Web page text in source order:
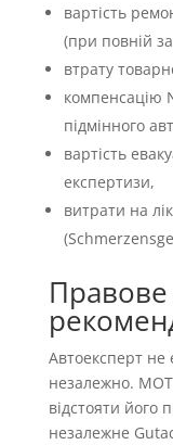
вартість
(при повній
втрату
компенсацію
підмінного
вартість
експертизи,
витрати на
Автоексперт не
незалежно.
відстояти його
незалежне